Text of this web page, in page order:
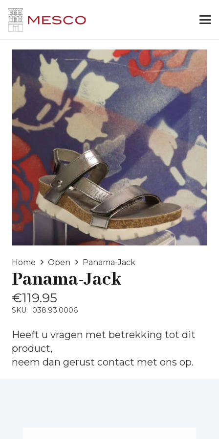
Home Open Panama-Jack
Panama-Jack
€119.95
SKU: 038.93.0006
Heeft u vragen met betrekking tot dit
product,
neem dan gerust contact met ons op.